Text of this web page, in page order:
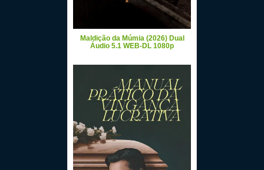
Maldição da Múmia (2026) Dual
Áudio 5.1 WEB-DL 1080p